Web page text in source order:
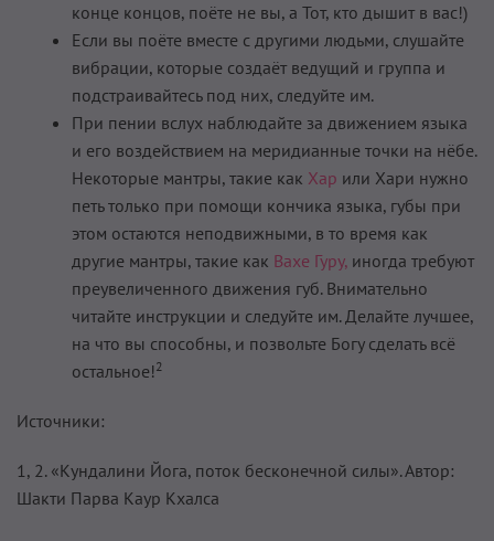
конце кон­цов, поёте не вы, а Тот, кто дышит в вас!)
Если вы поёте вместе с другими людьми, слушайте
вибрации, которые создаёт ведущий и группа и
подстраивайтесь под них, следуйте им.
При пении вслух наблюдайте за движением языка
и его воз­действием на меридианные точки на нёбе.
Некоторые мантры, такие как Хар или Хари нужно
петь только при помощи кончи­ка языка, губы при
этом остаются неподвижными, в то время как
другие мантры, такие как Вахе Гуру, иногда требуют
преу­величенного движения губ. Внимательно
читайте инструкции и следуйте им. Делайте лучшее,
на что вы способны, и по­звольте Богу сделать всё
остальное!2
Источники:
1, 2. «Кундалини Йога, поток бесконечной силы». Автор:
Шакти Парва Каур Кхалса